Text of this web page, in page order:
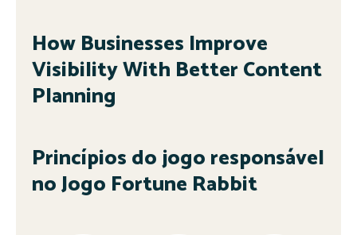
How Businesses Improve
Visibility With Better Content
Planning
Princípios do jogo responsável
no Jogo Fortune Rabbit